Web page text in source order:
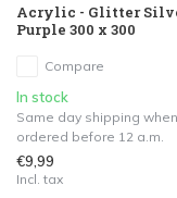
Acrylic - Glitter
Purple 300 x 300
Compare
In stock
Same day shipping when
ordered before 12 a.m.
€9,99
Incl. tax